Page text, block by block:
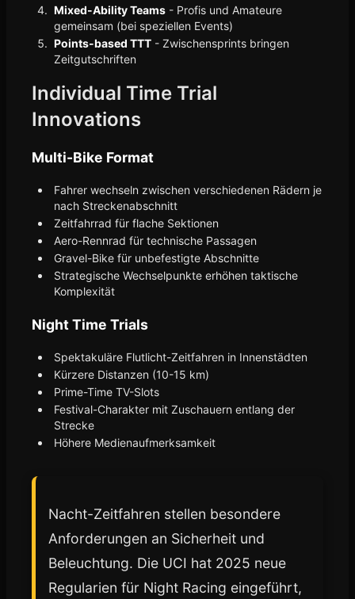
Mixed-Ability Teams - Profis und Amateure
gemeinsam (bei speziellen Events)
Points-based TTT - Zwischensprints bringen
Zeitgutschriften
Individual Time Trial
Innovations
Multi-Bike Format
Fahrer wechseln zwischen verschiedenen Rädern je
nach Streckenabschnitt
Zeitfahrrad für flache Sektionen
Aero-Rennrad für technische Passagen
Gravel-Bike für unbefestigte Abschnitte
Strategische Wechselpunkte erhöhen taktische
Komplexität
Night Time Trials
Spektakuläre Flutlicht-Zeitfahren in Innenstädten
Kürzere Distanzen (10-15 km)
Prime-Time TV-Slots
Festival-Charakter mit Zuschauern entlang der
Strecke
Höhere Medienaufmerksamkeit
Nacht-Zeitfahren stellen besondere
Anforderungen an Sicherheit und
Beleuchtung. Die UCI hat 2025 neue
Regularien für Night Racing eingeführt,